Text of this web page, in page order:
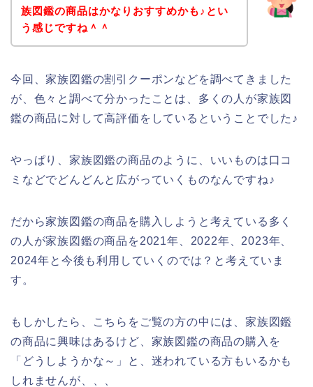
族図鑑の商品はかなりおすすめかも♪とい
う感じですね＾＾
今回、家族図鑑の割引クーポンなどを調べてきました
が、色々と調べて分かったことは、多くの人が家族図
鑑の商品に対して高評価をしているということでした♪
やっぱり、家族図鑑の商品のように、いいものは口コ
ミなどでどんどんと広がっていくものなんですね♪
だから家族図鑑の商品を購入しようと考えている多く
の人が家族図鑑の商品を2021年、2022年、2023年、
2024年と今後も利用していくのでは？と考えていま
す。
もしかしたら、こちらをご覧の方の中には、家族図鑑
の商品に興味はあるけど、家族図鑑の商品の購入を
「どうしようかな～」と、迷われている方もいるかも
しれませんが、、、